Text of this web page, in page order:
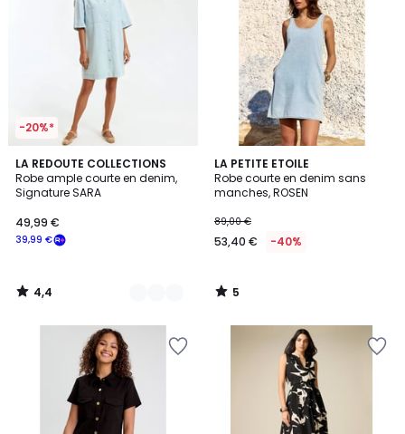
-20%*
LA REDOUTE COLLECTIONS
Robe ample courte en denim,
Signature SARA
39,99 €
49,99 €
4,4
/ 5
2
Couleurs
4,4
/
LA PETITE ETOILE
Robe courte en denim sans
manches, ROSEN
89,00 €
53,40 € -40%
5
/
5
5
/